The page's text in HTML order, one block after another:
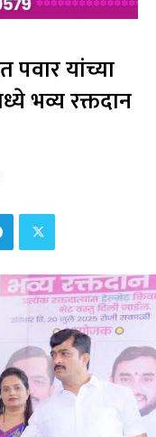
पवार यांच्या
भव्य रक्तदान